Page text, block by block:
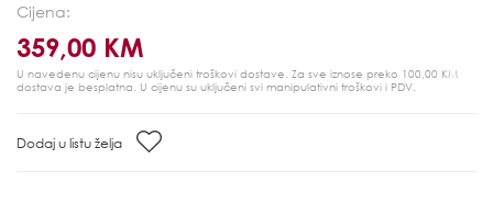
Cijena:
359,00 KM
U navedenu cijenu nisu uključeni troškovi dostave. Za sve iznose preko 100,00 KM
dostava je besplatna. U cijenu su uključeni svi manipulativni troškovi i PDV.
Dodaj u listu želja